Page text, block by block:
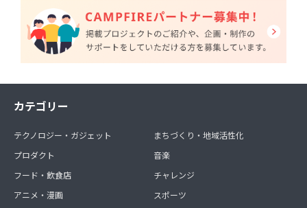
カテゴリー
テクノロジー・ガジェット
プロダクト
フード・飲食店
アニメ・漫画
まちづくり・地域活性化
音楽
チャレンジ
スポーツ